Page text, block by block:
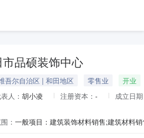
市品硕装饰中心
吾尔自治区 | 和田地区 零售业
开业
人： 胡小凌 注册资本： - 成立日
：